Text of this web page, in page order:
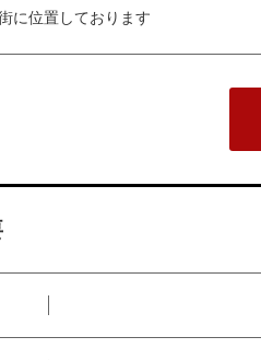
に位置しております